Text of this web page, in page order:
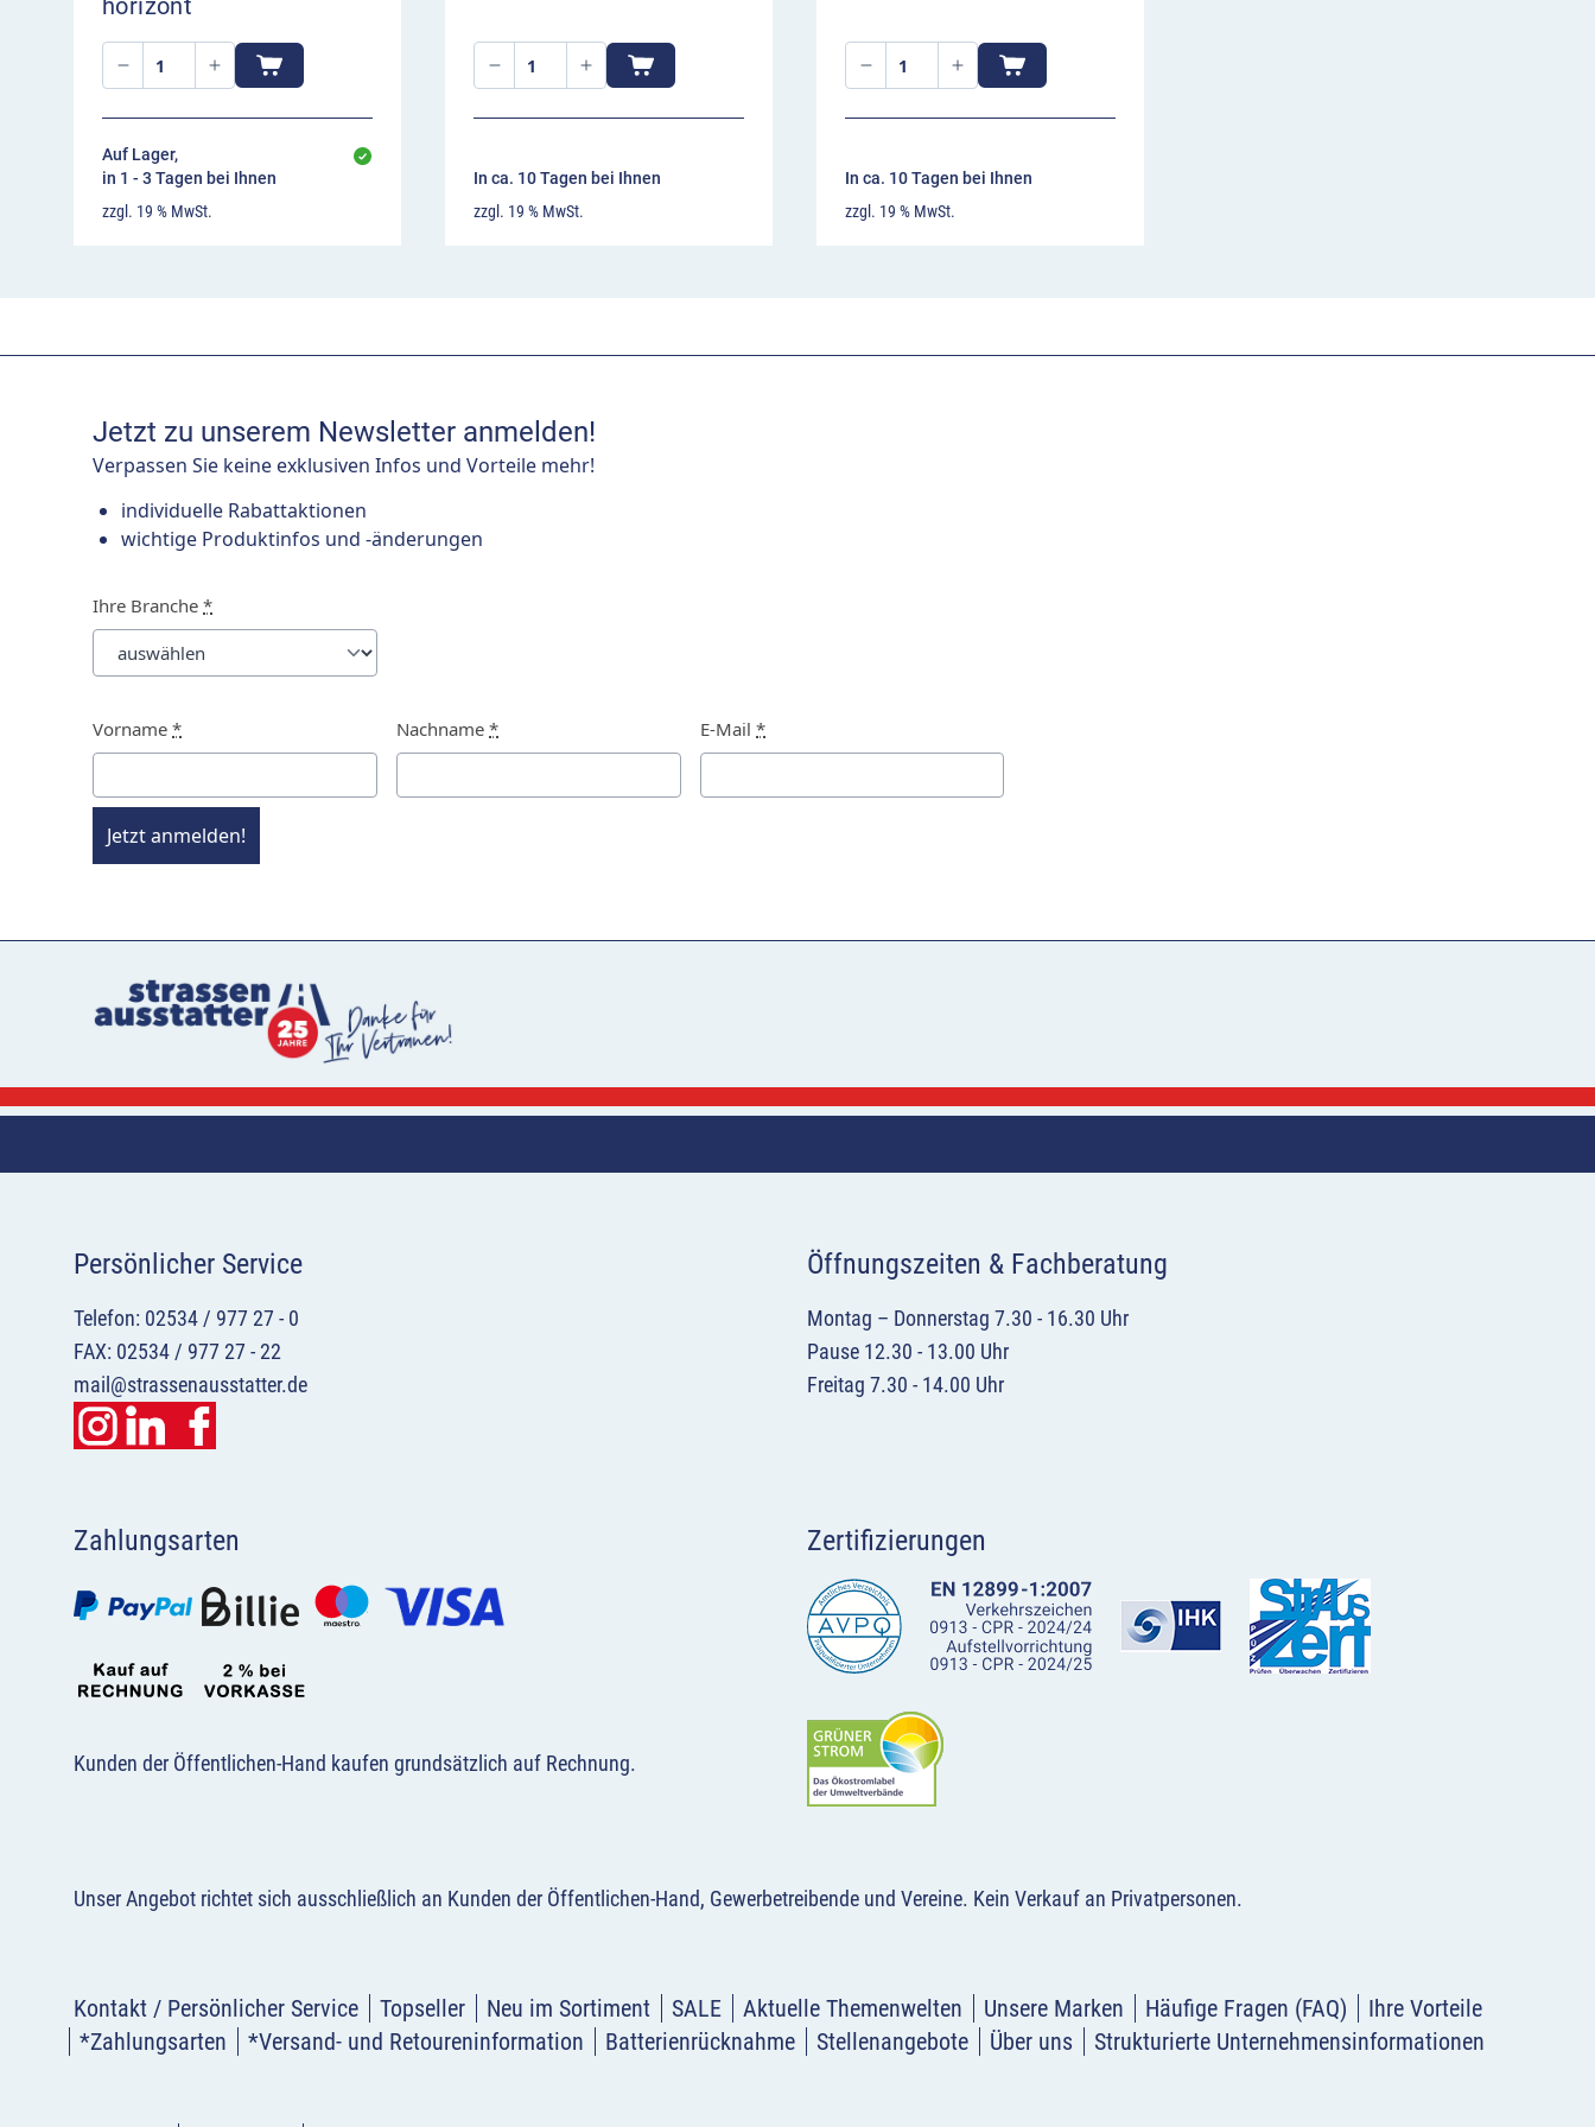
horizont
Auf Lager,
in 1 - 3 Tagen bei Ihnen
zzgl. 19 % MwSt.
In ca. 10 Tagen bei Ihnen
zzgl. 19 % MwSt.
In ca. 10 Tagen bei Ihnen
zzgl. 19 % MwSt.
Jetzt zu unserem Newsletter anmelden!
Verpassen Sie keine exklusiven Infos und Vorteile mehr!
individuelle Rabattaktionen
wichtige Produktinfos und -änderungen
Ihre Branche *
Vorname * Nachname * E-Mail *
Jetzt anmelden!
Persönlicher Service
Telefon: 02534 / 977 27 - 0
FAX: 02534 / 977 27 - 22
mail@strassenausstatter.de
Öffnungszeiten & Fachberatung
Montag – Donnerstag 7.30 - 16.30 Uhr
Pause 12.30 - 13.00 Uhr
Freitag 7.30 - 14.00 Uhr
Zahlungsarten
Kunden der Öffentlichen-Hand kaufen grundsätzlich auf Rechnung.
Zertifizierungen
Unser Angebot richtet sich ausschließlich an Kunden der Öffentlichen-Hand, Gewerbetreibende und Vereine. Kein Verkauf an Privatpersonen.
Kontakt / Persönlicher Service Topseller Neu im Sortiment SALE Aktuelle Themenwelten Unsere Marken Häufige Fragen (FAQ)
Ihre Vorteile
*Zahlungsarten
*Versand- und Retoureninformation Batterienrücknahme Stellenangebote Über uns Strukturierte Unternehmensinformationen